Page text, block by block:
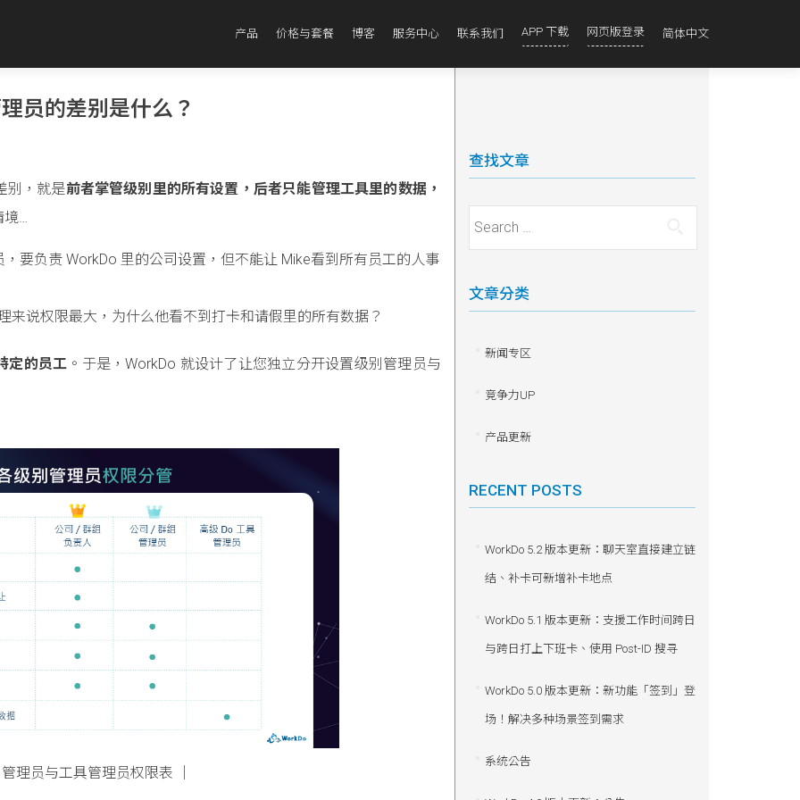
产品 价格与套餐 博客 服务中心 联系我们 APP 下载 网页版登录 简体中文
员的差别是什么？
别，就是前者掌管级别里的所有设置，后者只能管理工具里的数据，
境…
要负责 WorkDo 里的公司设置，但不能让 Mike看到所有员工的人事
说权限最大，为什么他看不到打卡和请假里的所有数据？
定的员工 。于是，WorkDo 就设计了让您独立分开设置级别管理员与
理员与工具管理员权限表 │
查找文章
Search for:
文章分类
新闻专区
竞争力UP
产品更新
RECENT POSTS
WorkDo 5.2 版本更新：聊天室直接建立链
结、补卡可新增补卡地点
WorkDo 5.1 版本更新：支援工作时间跨日
与跨日打上下班卡、使用 Post-ID 搜寻
WorkDo 5.0 版本更新：新功能「签到」登
场！解决多种场景签到需求
系统公告